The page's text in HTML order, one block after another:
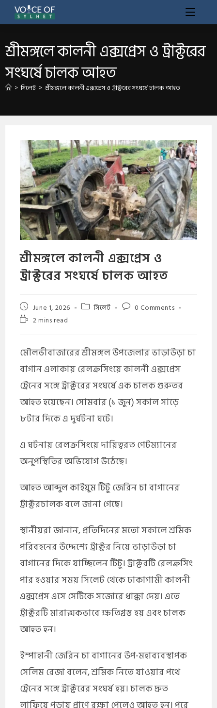
শ্রীমঙ্গলে কালনী এক্সপ্রেস ও ট্রাক্টরের
সংঘর্ষে চালক আহত
> সিলেট > শ্রীমঙ্গলে কালনী এক্সপ্রেস ও ট্রাক্টরের সংঘর্ষে চালক আহত
শ্রীমঙ্গলে কালনী এক্সপ্রেস ও
ট্রাক্টরের সংঘর্ষে চালক আহত
June 1, 2026 সিলেট
0 Comments
2 mins read
মৌলভীবাজারের শ্রীমঙ্গল উপজেলার ভাড়াউড়া চা
বাগান এলাকায় রেলক্রসিংয়ে কালনী এক্সপ্রেস
ট্রেনের সঙ্গে ট্রাক্টরের সংঘর্ষে এক চালক গুরুতর
আহত হয়েছেন। সোমবার (১ জুন) সকাল সাড়ে
৮টার দিকে এ দুর্ঘটনা ঘটে।
এ ঘটনায় রেলক্রসিংয়ে দায়িত্বরত গেটম্যানের
অনুপস্থিতির অভিযোগ উঠেছে।
আহত আব্দুল কাইয়ুম টিটু জেরিন চা বাগানের
ট্রাক্টরচালক বলে জানা গেছে।
স্থানীয়রা জানান, প্রতিদিনের মতো সকালে শ্রমিক
পরিবহনের উদ্দেশ্যে ট্রাক্টর নিয়ে ভাড়াউড়া চা
বাগানের দিকে যাচ্ছিলেন টিটু। ট্রাক্টরটি রেলক্রসিং
পার হওয়ার সময় সিলেট থেকে ঢাকাগামী কালনী
এক্সপ্রেস এসে সেটিকে সজোরে ধাক্কা দেয়। এতে
ট্রাক্টরটি মারাত্মকভাবে ক্ষতিগ্রস্ত হয় এবং চালক
আহত হন।
ইস্পাহানী জেরিন চা বাগানের উপ-মহাব্যবস্থাপক
সেলিম রেজা বলেন, শ্রমিক নিতে যাওয়ার পথে
ট্রেনের সঙ্গে ট্রাক্টরের সংঘর্ষ হয়। চালক দ্রুত